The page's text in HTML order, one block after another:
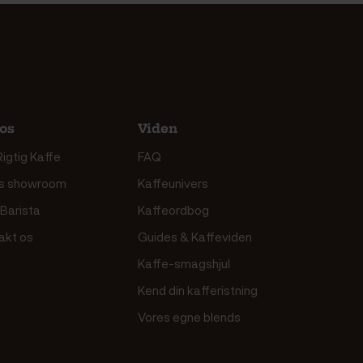
Kaffe
showroom
os
Viden
FAQ
Kaffeunivers
Kaffeordbog
Guides & Kaffeviden
Kaffe-smagshjul
Kend din kafferistning
Vores egne blends